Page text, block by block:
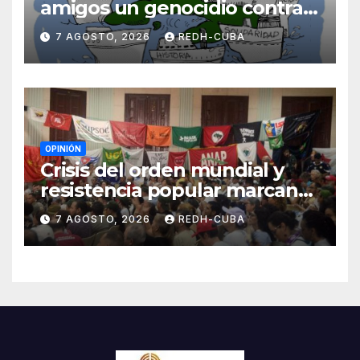
amigos un genocidio contra
Cuba? Por Hedelberto López
Blanch
7 AGOSTO, 2026 REDH-CUBA
OPINIÓN
Crisis del orden mundial y
resistencia popular marcan
el inicio de la IV Asamblea
Continental de ALBA
Movimientos en Cuba
7 AGOSTO, 2026 REDH-CUBA